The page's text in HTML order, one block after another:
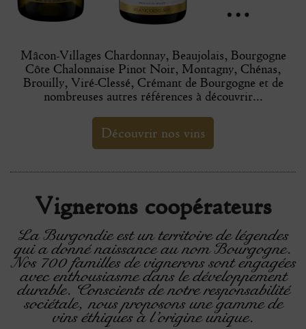
Mâcon-Villages Chardonnay, Beaujolais, Bourgogne
Côte Chalonnaise Pinot Noir, Montagny, Chénas,
Brouilly, Viré-Clessé, Crémant de Bourgogne et de
nombreuses autres références à découvrir…
Découvrir nos vins
Vignerons coopérateurs
La Burgondie est un territoire de légendes
qui a donné naissance au nom Bourgogne.
Nos 700 familles de vignerons sont engagées
avec enthousiasme dans le développement
durable. Conscients de notre responsabilité
sociétale, nous proposons une gamme de
vins éthiques à l’origine unique.